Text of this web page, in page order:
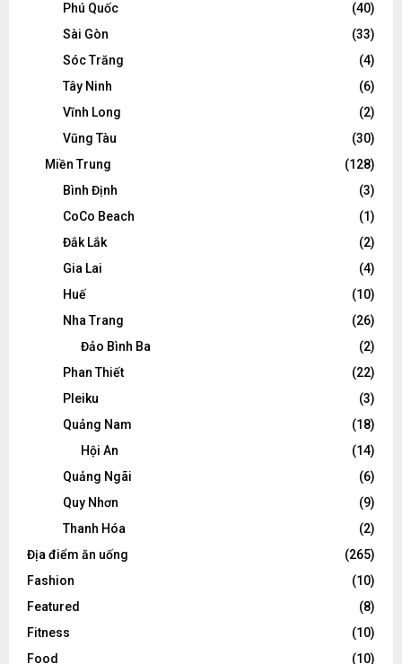
Phú Quốc
(40)
Sài Gòn
(33)
Sóc Trăng
(4)
Tây Ninh
(6)
Vĩnh Long
(2)
Vũng Tàu
(30)
Miền Trung
(128)
Bình Định
(3)
CoCo Beach
(1)
Đắk Lắk
(2)
Gia Lai
(4)
Huế
(10)
Nha Trang
(26)
Đảo Bình Ba
(2)
Phan Thiết
(22)
Pleiku
(3)
Quảng Nam
(18)
Hội An
(14)
Quảng Ngãi
(6)
Quy Nhơn
(9)
Thanh Hóa
(2)
Địa điểm ăn uống
(265)
Fashion
(10)
Featured
(8)
Fitness
(10)
Food
(10)